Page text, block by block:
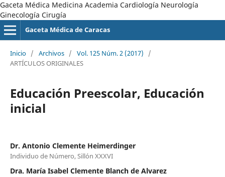
Gaceta Médica Medicina Academia Cardiología Neurología
Ginecología Cirugía
Gaceta Médica de Caracas
Inicio / Archivos / Vol. 125 Núm. 2 (2017)
/
ARTÍCULOS ORIGINALES
Educación Preescolar, Educación
inicial
Dr. Antonio Clemente Heimerdinger
Individuo de Número, Sillón XXXVI
Dra. María Isabel Clemente Blanch de Alvarez